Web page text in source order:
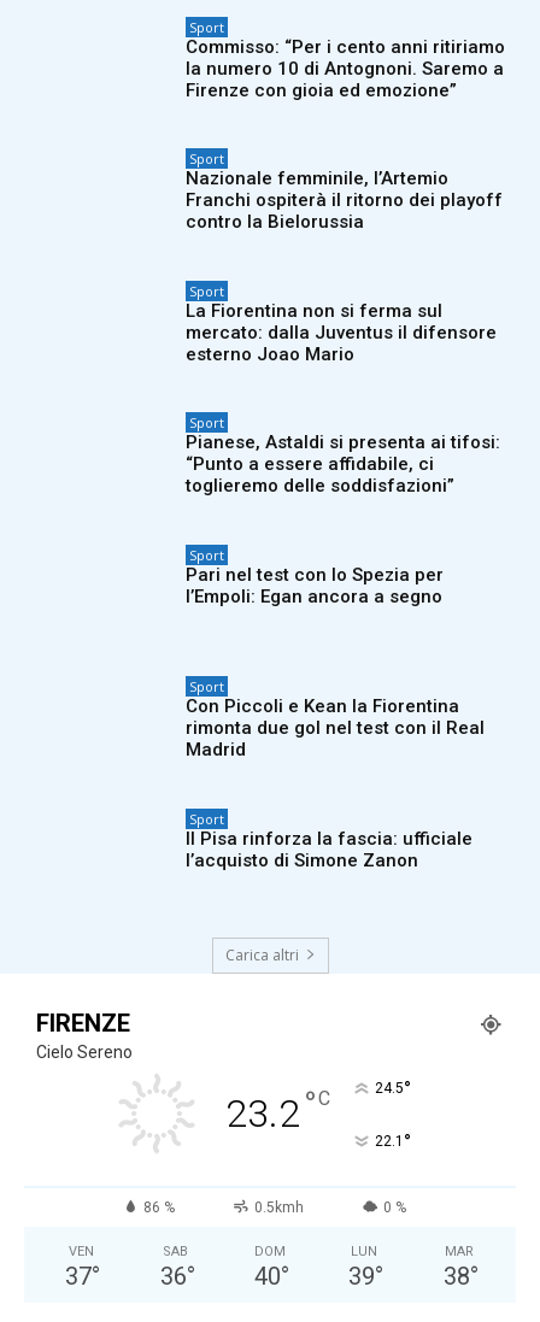
Sport
Commisso: “Per i cento anni ritiriamo
la numero 10 di Antognoni. Saremo a
Firenze con gioia ed emozione”
Sport
Nazionale femminile, l’Artemio
Franchi ospiterà il ritorno dei playoff
contro la Bielorussia
Sport
La Fiorentina non si ferma sul
mercato: dalla Juventus il difensore
esterno Joao Mario
Sport
Pianese, Astaldi si presenta ai tifosi:
“Punto a essere affidabile, ci
toglieremo delle soddisfazioni”
Sport
Pari nel test con lo Spezia per
l’Empoli: Egan ancora a segno
Sport
Con Piccoli e Kean la Fiorentina
rimonta due gol nel test con il Real
Madrid
Sport
Il Pisa rinforza la fascia: ufficiale
l’acquisto di Simone Zanon
Carica altri
FIRENZE
Cielo Sereno
23.2°C 24.5°
22.1 °
86 % 0.5kmh 0 %
VEN
37°
SAB
36°
DOM
40°
LUN
39°
MAR
38°